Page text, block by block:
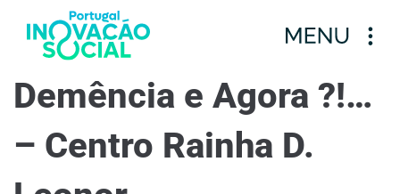
Demência e Agora ?!…
– Centro Rainha D.